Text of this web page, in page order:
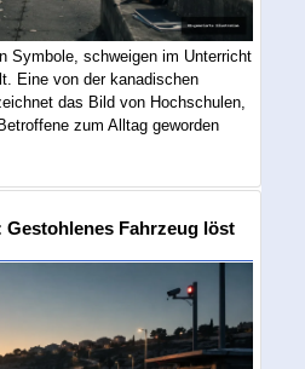
Symbole, schweigen im Unterricht
Eine von der kanadischen
das Bild von Hochschulen,
zum Alltag geworden
Fahrzeug löst